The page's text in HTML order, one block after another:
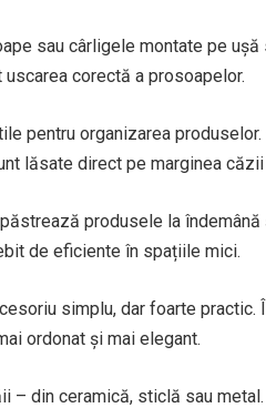
sau cârligele montate pe
corectă a prosoapelor.
pentru organizarea
lăsate direct pe marginea
produsele la
de eficiente în spațiile mici.
simplu, dar foarte practic.
ordonat și mai elegant.
– din ceramică, sticlă sau